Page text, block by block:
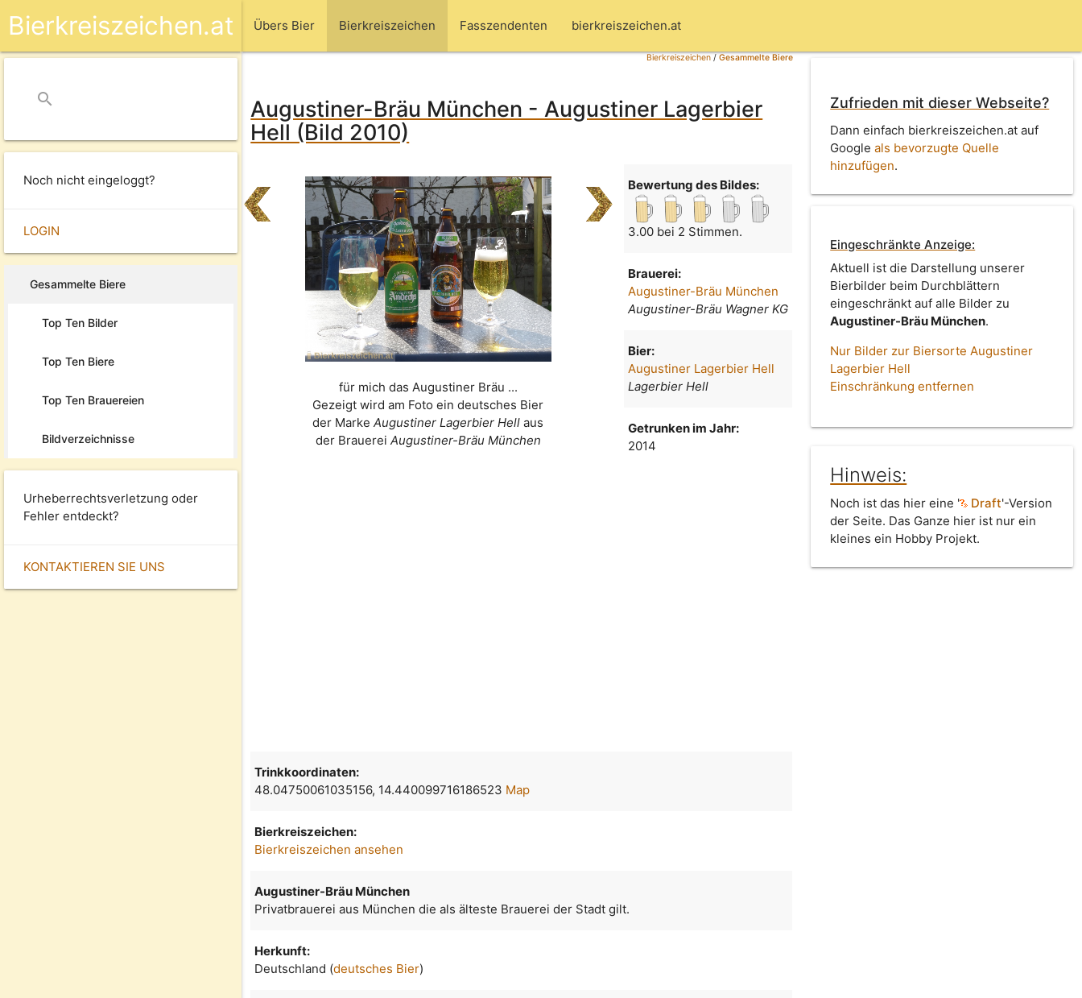
Übers Bier Bierkreiszeichen Fasszendenten bierkreiszeichen.at
Bierkreiszeichen.at
search
Noch nicht eingeloggt?
LOGIN
Gesammelte Biere
Top Ten Bilder
Top Ten Biere
Top Ten Brauereien
Bildverzeichnisse
Urheberrechtsverletzung oder
Fehler entdeckt?
KONTAKTIEREN SIE UNS
Bierkreiszeichen/Gesammelte Biere
Augustiner-Bräu München - Augustiner Lagerbier
Hell (Bild 2010)
für mich das Augustiner Bräu ...
Gezeigt wird am Foto ein deutsches Bier
der MarkeAugustiner Lagerbier Hell aus
der Brauerei Augustiner-Bräu München
Bewertung des Bildes:
3.00 bei 2 Stimmen.
Brauerei:
Augustiner-Bräu München
Augustiner-Bräu Wagner KG
Bier:
Augustiner Lagerbier Hell
Lagerbier Hell
Getrunken im Jahr:
2014
Zufrieden mit dieser Webseite?
Dann einfach bierkreiszeichen.at auf
Googleals bevorzugte Quelle
hinzufügen.
Eingeschränkte Anzeige:
Aktuell ist die Darstellung unserer
Bierbilder beim Durchblättern
eingeschränkt auf alle Bilder zu
Augustiner-Bräu München.
Nur Bilder zur Biersorte Augustiner
Lagerbier Hell
Einschränkung entfernen
Hinweis:
Noch ist das hier eine ' Draft'-Version
der Seite. Das Ganze hier ist nur ein
kleines ein Hobby Projekt.
Trinkkoordinaten:
48.04750061035156, 14.440099716186523 Map
Bierkreiszeichen:
Bierkreiszeichen ansehen
Augustiner-Bräu München
Privatbrauerei aus München die als älteste Brauerei der Stadt gilt.
Herkunft:
Deutschland (deutsches Bier)